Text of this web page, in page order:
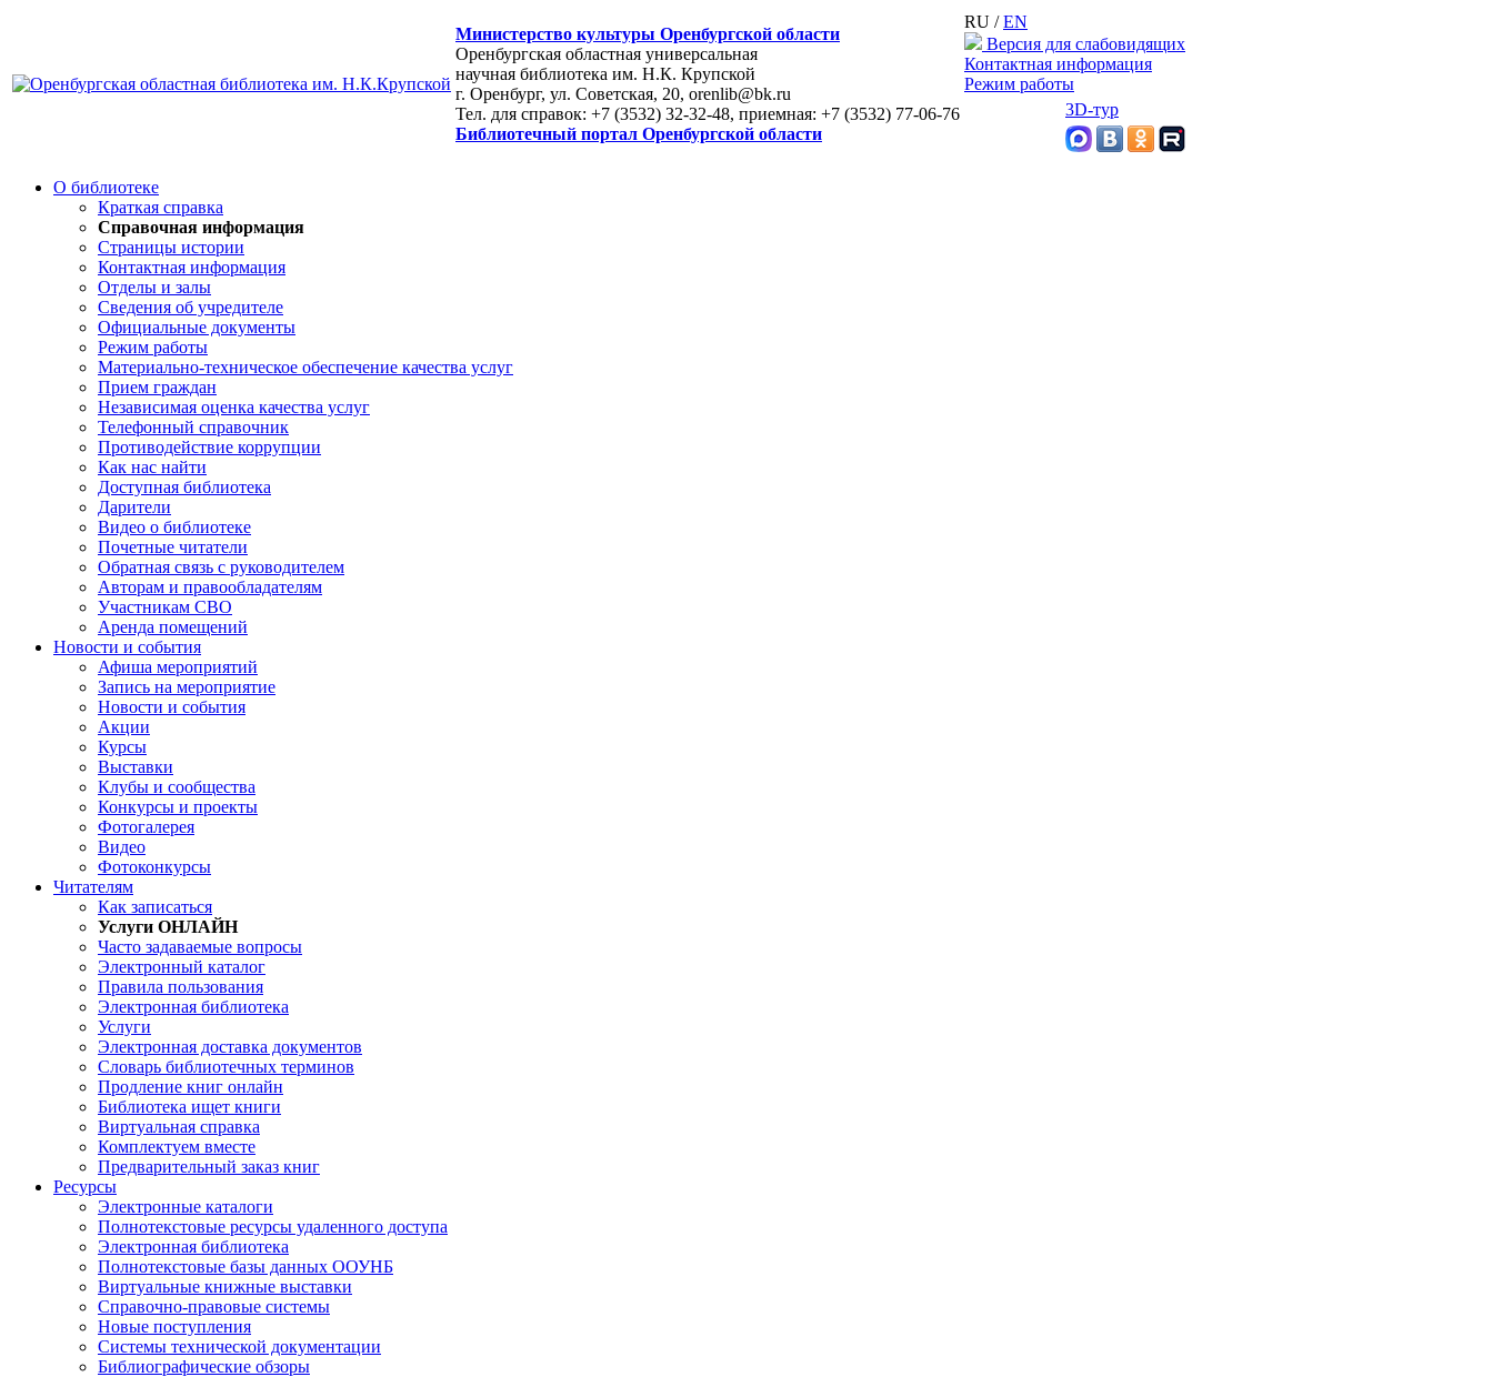
Министерство культуры Оренбургской области
Оренбургская областная универсальная
научная библиотека им. Н.К. Крупской
г. Оренбург, ул. Советская, 20, orenlib@bk.ru
Тел. для справок: +7 (3532) 32-32-48, приемная: +7 (3532) 77-06-76
Библиотечный портал Оренбургской области
RU /EN
Версия для слабовидящих
Контактная информация
Режим работы
3D-тур
О библиотеке
Краткая справка
Справочная информация
Страницы истории
Контактная информация
Отделы и залы
Сведения об учредителе
Официальные документы
Режим работы
Материально-техническое обеспечение качества услуг
Прием граждан
Независимая оценка качества услуг
Телефонный справочник
Противодействие коррупции
Как нас найти
Доступная библиотека
Дарители
Видео о библиотеке
Почетные читатели
Обратная связь с руководителем
Авторам и правообладателям
Участникам СВО
Аренда помещений
Новости и события
Афиша мероприятий
Запись на мероприятие
Новости и события
Акции
Курсы
Выставки
Клубы и сообщества
Конкурсы и проекты
Фотогалерея
Видео
Фотоконкурсы
Читателям
Как записаться
Услуги ОНЛАЙН
Часто задаваемые вопросы
Электронный каталог
Правила пользования
Электронная библиотека
Услуги
Электронная доставка документов
Словарь библиотечных терминов
Продление книг онлайн
Библиотека ищет книги
Виртуальная справка
Комплектуем вместе
Предварительный заказ книг
Ресурсы
Электронные каталоги
Полнотекстовые ресурсы удаленного доступа
Электронная библиотека
Полнотекстовые базы данных ООУНБ
Виртуальные книжные выставки
Справочно-правовые системы
Новые поступления
Cистемы технической документации
Библиографические обзоры